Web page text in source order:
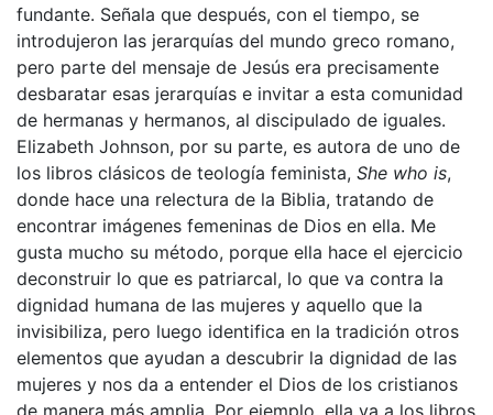
fundante. Señala que después, con el tiempo, se
introdujeron las jerarquías del mundo greco romano,
pero parte del mensaje de Jesús era precisamente
desbaratar esas jerarquías e invitar a esta comunidad
de hermanas y hermanos, al discipulado de iguales.
Elizabeth Johnson, por su parte, es autora de uno de
los libros clásicos de teología feminista, She who is,
donde hace una relectura de la Biblia, tratando de
encontrar imágenes femeninas de Dios en ella. Me
gusta mucho su método, porque ella hace el ejercicio
deconstruir lo que es patriarcal, lo que va contra la
dignidad humana de las mujeres y aquello que la
invisibiliza, pero luego identifica en la tradición otros
elementos que ayudan a descubrir la dignidad de las
mujeres y nos da a entender el Dios de los cristianos
de manera más amplia. Por ejemplo, ella va a los libros